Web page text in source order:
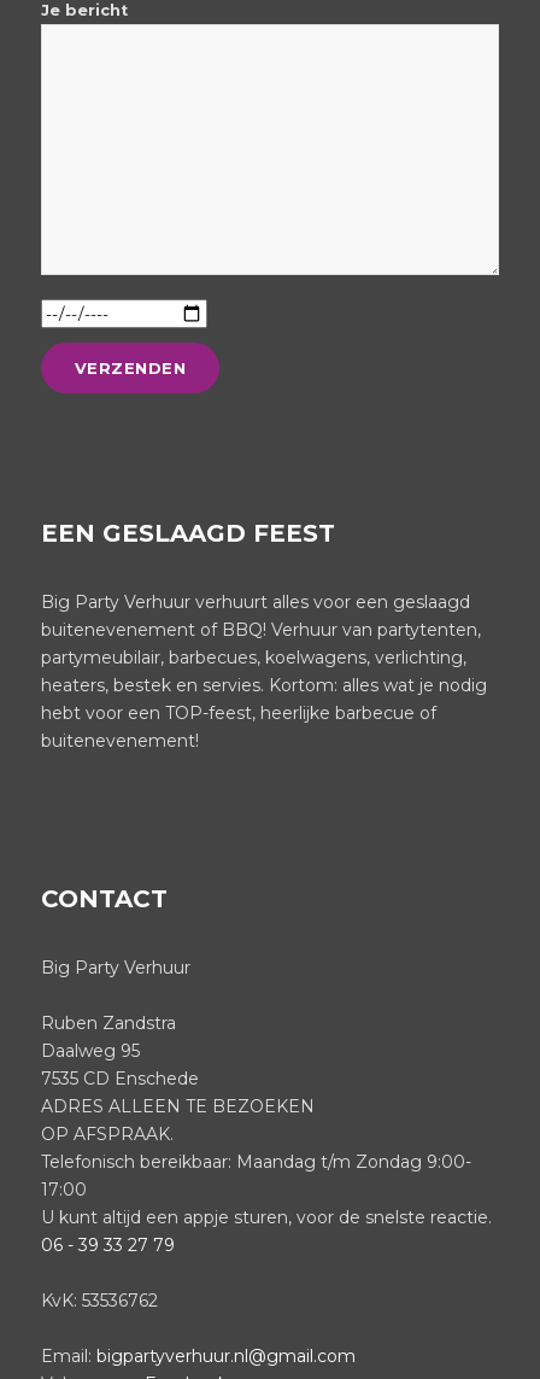
Je bericht
EEN GESLAAGD FEEST
Big Party Verhuur verhuurt alles voor een geslaagd
buitenevenement of BBQ! Verhuur van partytenten,
partymeubilair, barbecues, koelwagens, verlichting,
heaters, bestek en servies. Kortom: alles wat je nodig
hebt voor een TOP-feest, heerlijke barbecue of
buitenevenement!
CONTACT
Big Party Verhuur
Ruben Zandstra
Daalweg 95
7535 CD Enschede
ADRES ALLEEN TE BEZOEKEN
OP AFSPRAAK.
Telefonisch bereikbaar: Maandag t/m Zondag 9:00-
17:00
U kunt altijd een appje sturen, voor de snelste reactie.
06 - 39 33 27 79
KvK: 53536762
Email: bigpartyverhuur.nl@gmail.com